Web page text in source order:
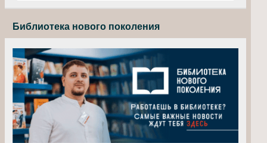
Библиотека нового поколения